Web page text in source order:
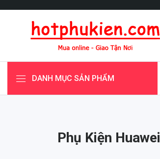
DANH MỤC SẢN PHẨM
Phụ Kiện Huawei